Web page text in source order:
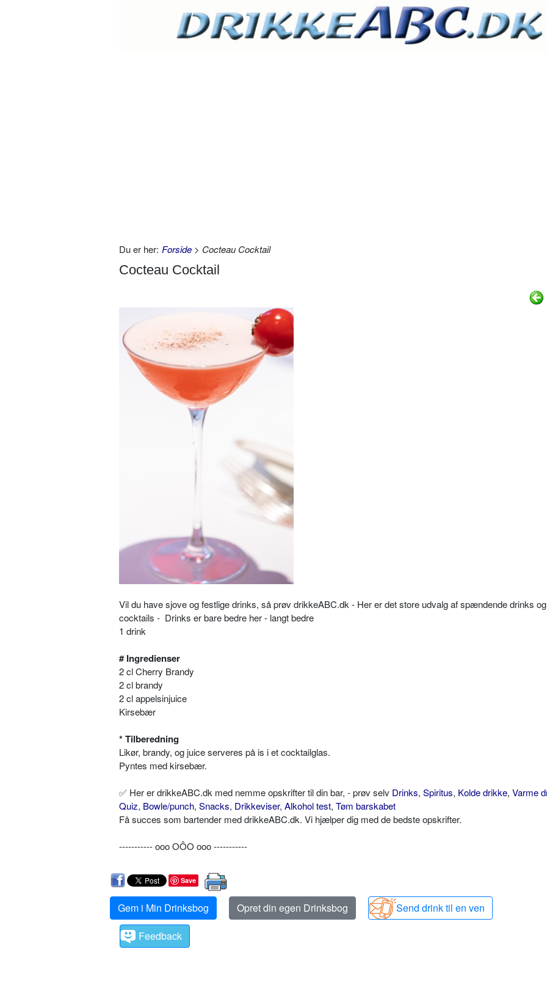
Du er her: Forside > Cocteau Cocktail
Cocteau Cocktail
Vil du have sjove og festlige drinks, så prøv drikkeABC.dk - Her er det store udvalg af spændende drinks og
cocktails - Drinks er bare bedre her - langt bedre
1 drink
# Ingredienser
2 cl Cherry Brandy
2 cl brandy
2 cl appelsinjuice
Kirsebær
* Tilberedning
Likør, brandy, og juice serveres på is i et cocktailglas.
Pyntes med kirsebær.
✅ Her er drikkeABC.dk med nemme opskrifter til din bar, - prøv selv Drinks, Spiritus, Kolde drikke, Varme
Quiz, Bowle/punch, Snacks, Drikkeviser, Alkohol test, Tøm barskabet
Få succes som bartender med drikkeABC.dk. Vi hjælper dig med de bedste opskrifter.
----------- ooo OÔO ooo -----------
Save
Gem i Min Drinksbog Opret din egen Drinksbog
Send drink til en ven
Feedback